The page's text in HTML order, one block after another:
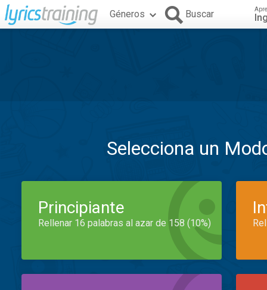
Géneros Buscar
Selecciona un
Principiante
Rellenar 16 palabras al azar de 158 (10%)